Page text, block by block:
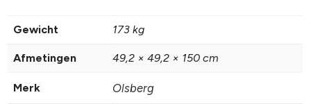
Gewicht 173 kg
Afmetingen 49,2 × 49,2 × 150 cm
Merk Olsberg